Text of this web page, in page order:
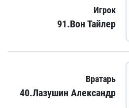
Игрок
91.Вон Тайлер
Вратарь
40.Лазушин Александр